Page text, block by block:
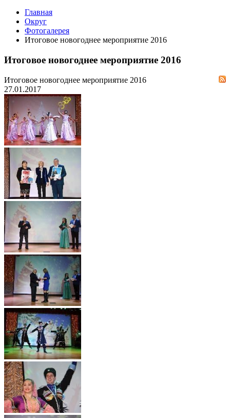
Главная
Округ
Фотогалерея
Итоговое новогоднее мероприятие 2016
Итоговое новогоднее мероприятие 2016
Итоговое новогоднее мероприятие 2016
27.01.2017